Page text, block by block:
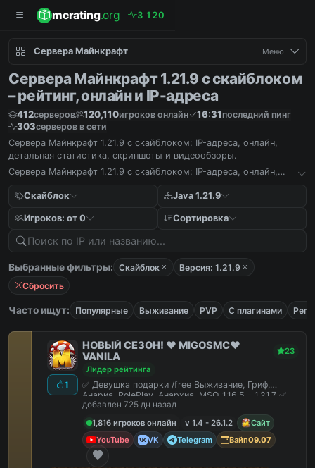
mcrating.org 3 1 20
Сервера Майнкрафт Меню
Сервера Майнкрафт 1.21.9 с скайблоком
– рейтинг, онлайн и IP-адреса
412серверов 120,110игроков онлайн 16:31 последний пинг
303серверов в сети
Сервера Майнкрафт 1.21.9 с скайблоком: IP-адреса, онлайн,
детальная статистика, скриншоты и видеообзоры.
Сервера Майнкрафт 1.21.9 с скайблоком: IP-адреса, онлайн,
Скайблок
Java 1.21.9
Игроков: от 0 Сортировка
Выбранные фильтры: Скайблок
Версия: 1.21.9
Сбросить
Часто ищут: Популярные Выживание PVP С плагинами
1
НОВЫЙ СЕЗОН! ❤️ MIGOSMC❤️
VANILA
23
Лидер рейтинга
✅ Девушка подарки /free Выживание, Гриф,
Анария, RolePlay, Анархия, MSO 1.16.5 - 1.21.7 ✅
добавлен 725 дн назад
1,816 игроков онлайн
v 1.4 - 26.1.2
Сайт
YouTube
VK Telegram Вайп09.07